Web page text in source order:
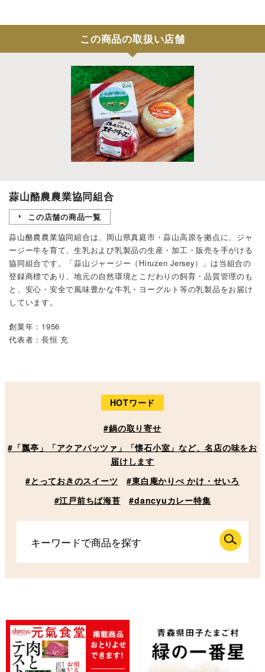
この商品の取扱い店舗
蒜山酪農農業協同組合
この店舗の商品一覧
蒜山酪農農業協同組合は、岡山県真庭市・蒜山高原を拠点に、ジャ
ージー牛を育て、生乳および乳製品の生産・加工・販売を手がける
協同組合です。「蒜山ジャージー（Hiruzen Jersey）」は当組合の
登録商標であり、地元の自然環境とこだわりの飼育・品質管理のも
と、安心・安全で風味豊かな牛乳・ヨーグルト等の乳製品をお届け
しています。
創業年：1956
代表者：長恒 充
HOTワード
#鍋の取り寄せ
#「瓢亭」「アクアパッツァ」「懐石小室」など、名店の味をお
届けします
#とっておきのスイーツ
#東白庵かりべ かけ・せいろ
#江戸前ちば海苔
#dancyuカレー特集